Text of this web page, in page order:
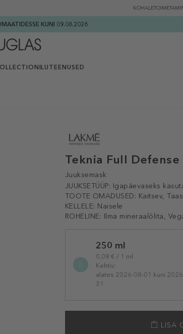
KUNI 09.08.2026
ILUTEENUSED
Teknia Full
Juuksemask
JUUKSETÜÜP: Igapäevaseks
TOOTE OMADUSED: Kaitsev,
KELLELE: Naisele
ROHELINE: Ilma mineraalõlita,
variation250 ml
0,08 € / 1 ml
Kehtiv:
alates 2026-08-01 kuni
31
LISA